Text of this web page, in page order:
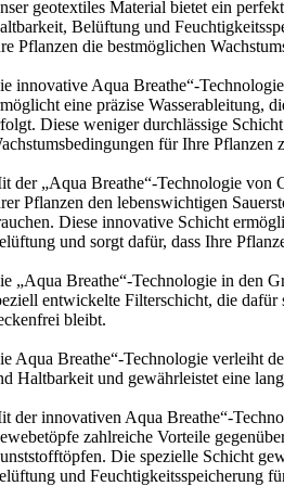
geotextiles Material bietet ein
Belüftung und
Pflanzen die bestmöglichen
innovative Aqua Breathe“-
eine präzise Wasserableitung,
Diese weniger durchlässige
für Ihre Pflanzen
der „Aqua Breathe“-Technologie von
Pflanzen den lebenswichtigen
Diese innovative Schicht
und sorgt dafür, dass Ihre
„Aqua Breathe“-Technologie in den
entwickelte Filterschicht, die dafür
bleibt.
Aqua Breathe“-Technologie verleiht
Haltbarkeit und gewährleistet eine
der innovativen Aqua Breathe“-
zahlreiche Vorteile
Die spezielle Schicht
und Feuchtigkeitsspeicherung